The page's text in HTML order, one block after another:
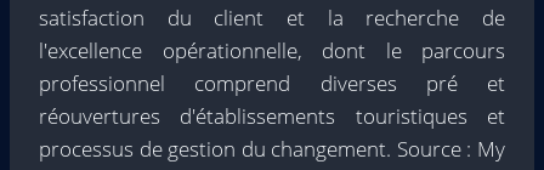
satisfaction du client et la recherche de
l'excellence opérationnelle, dont le parcours
professionnel comprend diverses pré et
réouvertures d'établissements touristiques et
processus de gestion du changement. Source : My